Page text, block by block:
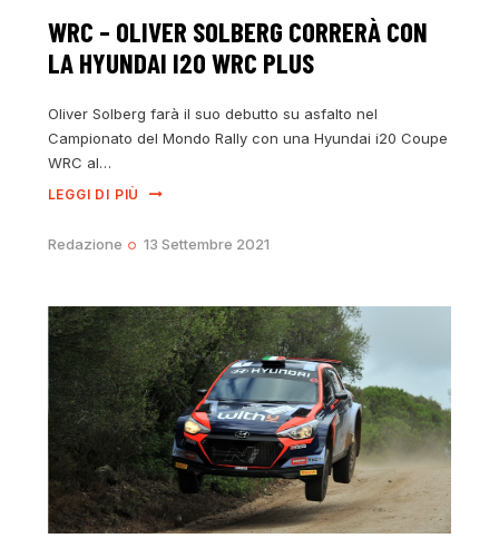
WRC – OLIVER SOLBERG CORRERÀ CON
LA HYUNDAI I20 WRC PLUS
Oliver Solberg farà il suo debutto su asfalto nel
Campionato del Mondo Rally con una Hyundai i20 Coupe
WRC al…
LEGGI DI PIÙ
Redazione 13 Settembre 2021